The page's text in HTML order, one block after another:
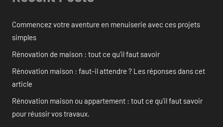
Commencez votre aventure en menuiserie avec ces projets
simples
Rénovation de maison : tout ce qu’il faut savoir
Rénovation maison : faut-il attendre ? Les réponses dans cet
article
Rénovation maison ou appartement : tout ce qu’il faut savoir
pour réussir vos travaux.